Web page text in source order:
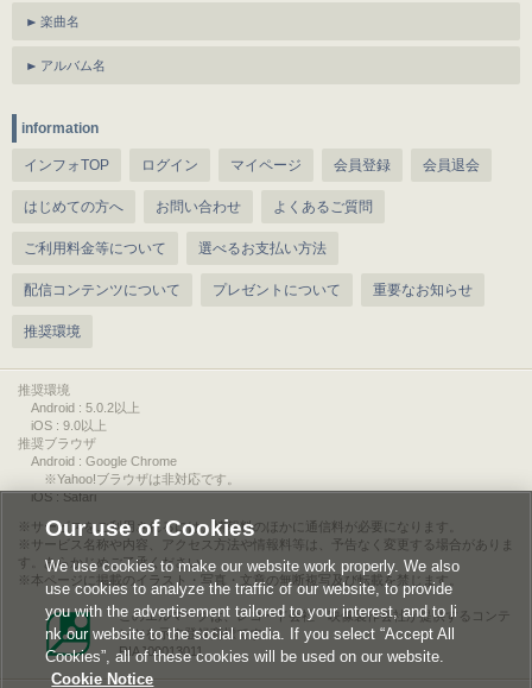
楽曲名
アルバム名
information
インフォTOP ログイン マイページ 会員登録 会員退会
はじめての方へ お問い合わせ よくあるご質問
ご利用料金等について 選べるお支払い方法
配信コンテンツについて プレゼントについて 重要なお知らせ
推奨環境
推奨環境
Android : 5.0.2以上
iOS : 9.0以上
推奨ブラウザ
Android : Google Chrome
※Yahoo!ブラウザは非対応です。
iOS : Safari
サービスをご利用されるには、情報料のほかに通信料が必要になります。
サービス名称や内容、アクセス方法や情報料等は、予告なく変更する場合がありま
す。あらかじめご了承ください。
本ページに掲載のイラスト・写真・文章の無断複写及び転載を禁じます。
このエルマークは、レコード会社・映像製作会社が提供するコンテ
ンツを示す登録商標です。
RIAJ00013011
Our use of Cookies
We use cookies to make our website work properly. We also
use cookies to analyze the traffic of our website, to provide
you with the advertisement tailored to your interest, and to li
nk our website to the social media. If you select “Accept All
Cookies”, all of these cookies will be used on our website.
Cookie Notice